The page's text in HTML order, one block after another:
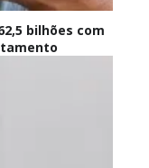
bilhões com